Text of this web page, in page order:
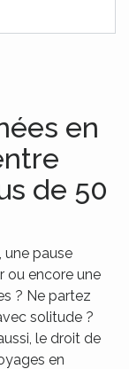
en
de 50
une pause
ou encore une
? Ne partez
solitude ?
le droit de
en